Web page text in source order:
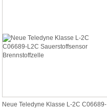
Neue Teledyne Klasse L-2C C06689-